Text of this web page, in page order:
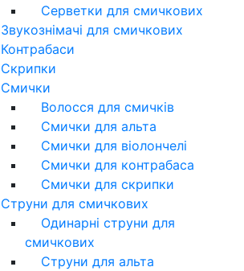
Серветки для смичкових
Звукознімачі для смичкових
Контрабаси
Скрипки
Смички
Волосся для смичків
Смички для альта
Смички для віолончелі
Смички для контрабаса
Смички для скрипки
Струни для смичкових
Одинарні струни для
смичкових
Струни для альта